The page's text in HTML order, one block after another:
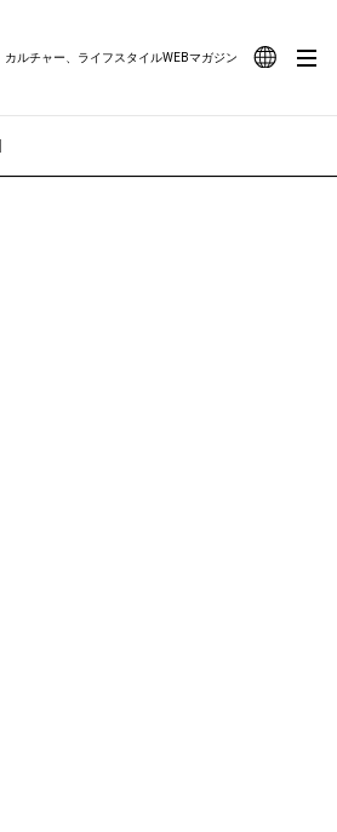
カルチャー、ライフスタイルWEBマガジン
JOURNAL
#OUTDOOR